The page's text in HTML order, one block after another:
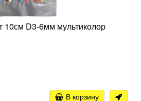
D3-6мм мультиколор
В корзину